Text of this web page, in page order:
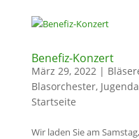
Benefiz-Konzert
März 29, 2022 |
Blasorchester,
Startseite
Wir laden Sie am